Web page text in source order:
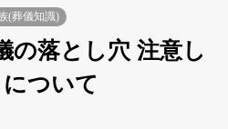
(葬儀知識)
の落とし穴 注意し
ついて